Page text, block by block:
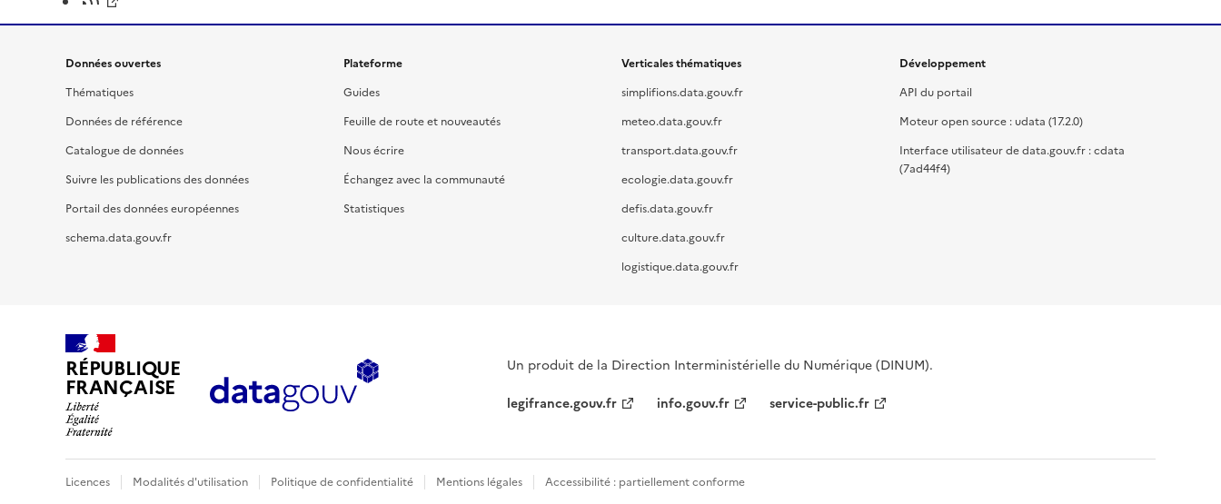
Données ouvertes
Thématiques
Données de référence
Catalogue de données
Suivre les publications des données
Portail des données européennes
schema.data.gouv.fr
Plateforme
Guides
Feuille de route et nouveautés
Nous écrire
Échangez avec la communauté
Statistiques
Verticales thématiques
simplifions.data.gouv.fr
meteo.data.gouv.fr
transport.data.gouv.fr
ecologie.data.gouv.fr
defis.data.gouv.fr
culture.data.gouv.fr
logistique.data.gouv.fr
Développement
API du portail
Moteur open source : udata (17.2.0)
Interface utilisateur de data.gouv.fr : cdata
(7ad44f4)
RÉPUBLIQUE
FRANÇAISE
Un produit de la Direction Interministérielle du Numérique (DINUM).
legifrance.gouv.fr
info.gouv.fr service-public.fr
Licences Modalités d'utilisation Politique de confidentialité Mentions légales Accessibilité : partiellement conforme